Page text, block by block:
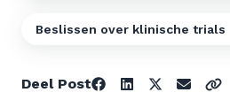
Beslissen over klinische trials
Deel Post